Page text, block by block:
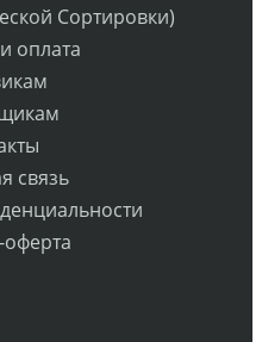
Сортировки)
оплата
связь